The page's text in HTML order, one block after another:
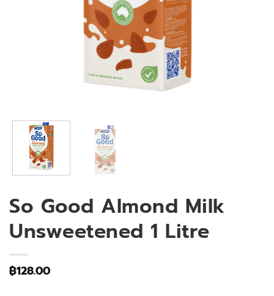
So Good Almond Milk
Unsweetened 1 Litre
฿128.00